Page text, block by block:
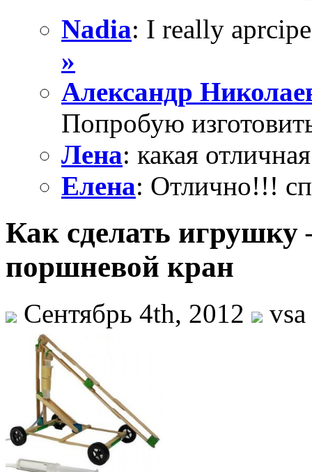
Nadia: I really
»
Александр
Попробую
Лена: какая
Елена: Отлично!!!
Как сделать
поршневой кран
Сентябрь 4th, 2012 vsa